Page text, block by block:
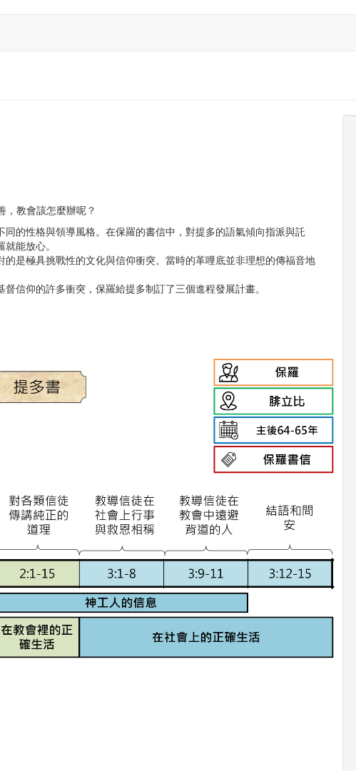
，教會該怎麼辦呢？
的性格與領導風格。在保羅的書信中，對提多的語氣傾向指派與託
能放心。
是極具挑戰性的文化與信仰衝突。當時的革哩底並非理想的傳福音地
信仰的許多衝突，保羅給提多制訂了三個進程發展計畫。